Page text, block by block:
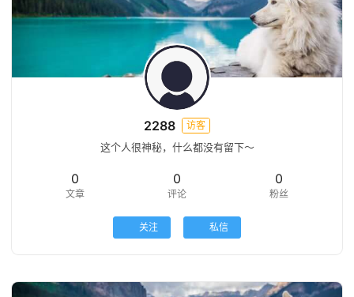
页
目
2288 访客
这个人很神秘，什么都没有留下～
0
文章
0
评论
0
粉丝
关注 私信